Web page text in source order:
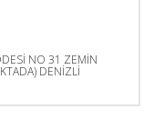
NO 31 ZEMİN
DENİZLİ